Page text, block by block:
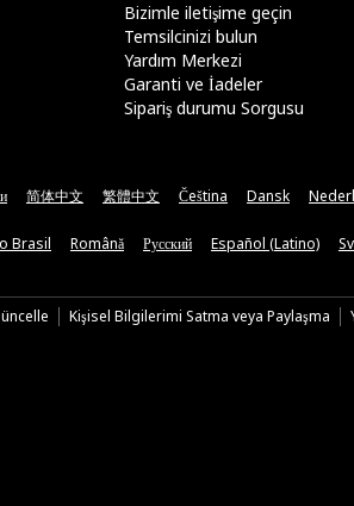
Bizimle iletişime geçin
Temsilcinizi bulun
Yardım Merkezi
Garanti ve İadeler
Sipariş durumu Sorgusu
简体中文 繁體中文 Čeština Dansk
Brasil Română Русский Español (Latino)
Kişisel Bilgilerimi Satma veya Paylaşma